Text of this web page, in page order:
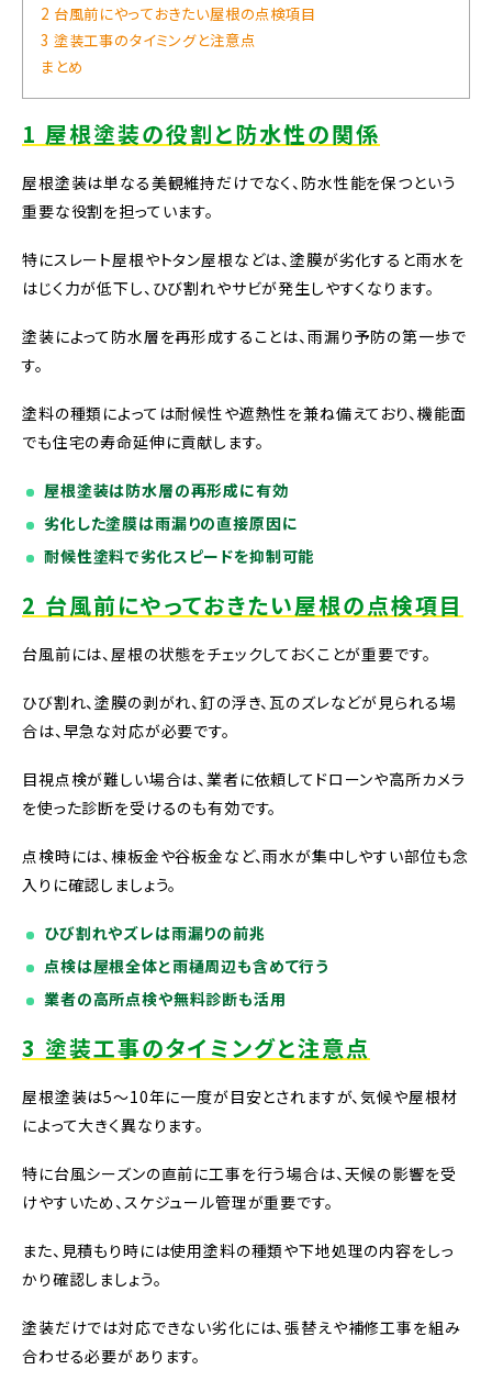
2 台風前にやっておきたい屋根の点検項目
3 塗装工事のタイミングと注意点
まとめ
1 屋根塗装の役割と防水性の関係
屋根塗装は単なる美観維持だけでなく、防水性能を保つという
重要な役割を担っています。
特にスレート屋根やトタン屋根などは、塗膜が劣化すると雨水を
はじく力が低下し、ひび割れやサビが発生しやすくなります。
塗装によって防水層を再形成することは、雨漏り予防の第一歩で
す。
塗料の種類によっては耐候性や遮熱性を兼ね備えており、機能面
でも住宅の寿命延伸に貢献します。
屋根塗装は防水層の再形成に有効
劣化した塗膜は雨漏りの直接原因に
耐候性塗料で劣化スピードを抑制可能
2 台風前にやっておきたい屋根の点検項目
台風前には、屋根の状態をチェックしておくことが重要です。
ひび割れ、塗膜の剥がれ、釘の浮き、瓦のズレなどが見られる場
合は、早急な対応が必要です。
目視点検が難しい場合は、業者に依頼してドローンや高所カメラ
を使った診断を受けるのも有効です。
点検時には、棟板金や谷板金など、雨水が集中しやすい部位も念
入りに確認しましょう。
ひび割れやズレは雨漏りの前兆
点検は屋根全体と雨樋周辺も含めて行う
業者の高所点検や無料診断も活用
3 塗装工事のタイミングと注意点
屋根塗装は5～10年に一度が目安とされますが、気候や屋根材
によって大きく異なります。
特に台風シーズンの直前に工事を行う場合は、天候の影響を受
けやすいため、スケジュール管理が重要です。
また、見積もり時には使用塗料の種類や下地処理の内容をしっ
かり確認しましょう。
塗装だけでは対応できない劣化には、張替えや補修工事を組み
合わせる必要があります。